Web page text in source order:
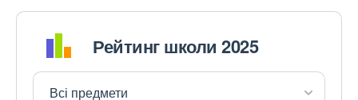
Рейтинг школи 2025